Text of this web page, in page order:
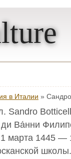
в Италии »
Sandro
Ва́нни
1 марта 1445
школы.